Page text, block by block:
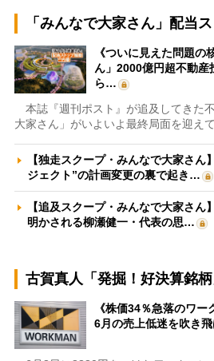
「みんなで大家さん」配当
《ついに見えた問題の
ん」2000億円超不動産
ら…
本誌『週刊ポスト』が追及してきた
大家さん」がいよいよ最終局面を迎え
【独走スクープ・みんなで大家さん
ジェクト”の計画変更の裏で起き…
【追及スクープ・みんなで大家さん
明かされる柳瀬健一・代表の思…
古賀真人「発掘！好決算銘柄
《株価34％急落のワー
6月の売上低迷を吹き